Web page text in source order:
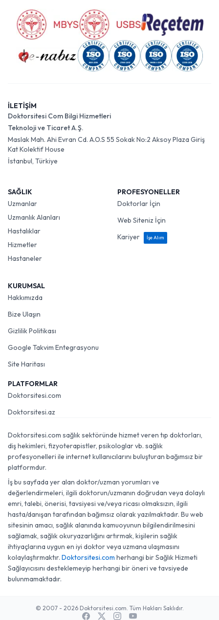
İLETİŞİM
Doktorsitesi Com Bilgi Hizmetleri
Teknoloji ve Ticaret A.Ş.
Maslak Mah. Ahi Evran Cd. A.O.S 55 Sokak No:2 Aksoy Plaza Giriş
Kat Kolektif House
İstanbul, Türkiye
SAĞLIK
Uzmanlar
Uzmanlık Alanları
Hastalıklar
Hizmetler
Hastaneler
PROFESYONELLER
Doktorlar İçin
Web Siteniz İçin
Kariyer
İşe Alım
KURUMSAL
Hakkımızda
Bize Ulaşın
Gizlilik Politikası
Google Takvim Entegrasyonu
Site Haritası
PLATFORMLAR
Doktorsitesi.com
Doktorsitesi.az
Doktorsitesi.com sağlık sektöründe hizmet veren tıp doktorları,
diş hekimleri, fizyoterapistler, psikologlar vb. sağlık
profesyonelleri ile internet kullanıcılarını buluşturan bağımsız bir
platformdur.
İş bu sayfada yer alan doktor/uzman yorumları ve
değerlendirmeleri, ilgili doktorun/uzmanın doğrudan veya dolaylı
emri, talebi, önerisi, tavsiyesi ve/veya ricası olmaksızın, ilgili
hasta/danışan tarafından bağımsız olarak yazılmaktadır. Bu web
sitesinin amacı, sağlık alanında kamuoyunun bilgilendirilmesini
sağlamak, sağlık okuryazarlığını artırmak, kişilerin sağlık
ihtiyaçlarına uygun en iyi doktor veya uzmana ulaşmasını
kolaylaştırmaktır. Doktorsitesi.com herhangi bir Sağlık Hizmeti
Sağlayıcısını desteklemeyip herhangi bir öneri ve tavsiyede
bulunmamaktadır.
© 2007 - 2026 Doktorsitesi.com. Tüm Hakları Saklıdır.